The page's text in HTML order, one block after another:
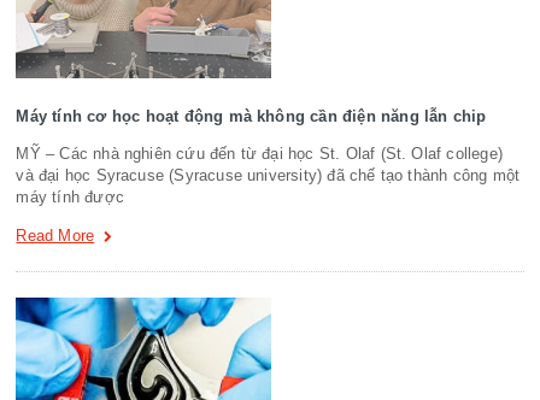
Máy tính cơ học hoạt động mà không cần điện năng lẫn chip
MỸ – Các nhà nghiên cứu đến từ đại học St. Olaf (St. Olaf college)
và đại học Syracuse (Syracuse university) đã chế tạo thành công một
máy tính được
Read More